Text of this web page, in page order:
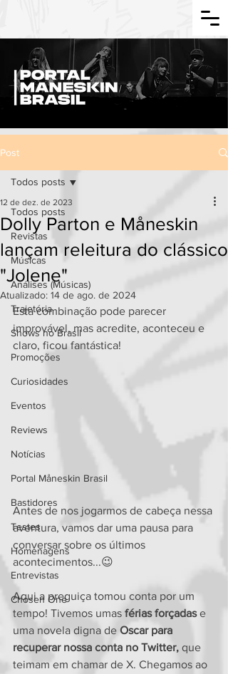
Post
Todos posts
Revistas
Músicas
Análises (Músicas)
Trajetória
Shows no Brasil
Promoções
Curiosidades
Eventos
Reviews
Notícias
Portal Måneskin Brasil
Bastidores
Testes
Homenagens
Entrevistas
Chosen One
Todos posts
Dolly Parton e Måneskin
lançam releitura do clássico
"Jolene"
12 de dez. de 2023
Atualizado: 14 de ago. de 2024
Esta combinação pode parecer
improvável, mas acredite, aconteceu e
claro, ficou fantástica!
Antes de nos jogarmos de cabeça nessa
aventura, vamos dar uma pausa para
conversar sobre os últimos
acontecimentos...😉
Aqui a preguiça tomou conta por um
tempo! Tivemos umas férias forçadas e
uma novela digna de Oscar para
recuperar nossa conta no Twitter, que
teimam em chamar de X. Chegamos ao